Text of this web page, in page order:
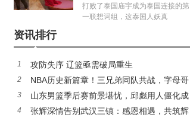
打败了泰国庙宇成为泰国连接的第
一联想词组，这泰国人妖真
资讯排行
1 攻防失序 辽篮亟需破局重生
2
NBA历史新篇章！三兄弟同队共战，字母哥
续约风波再起
3
山东男篮季后赛前景堪忧，邱彪用人僵化成
最大障碍
4
张辉深情告别武汉三镇：感恩相遇，共筑辉